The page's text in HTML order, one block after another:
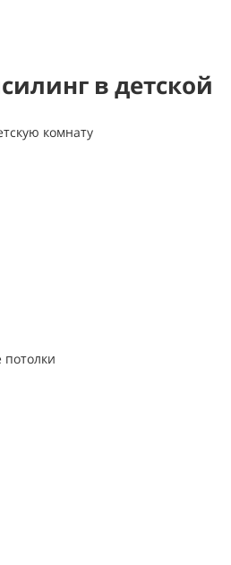
в детской